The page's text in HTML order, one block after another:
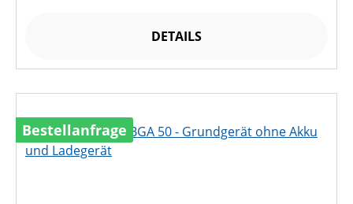
DETAILS
Bestellanfrage